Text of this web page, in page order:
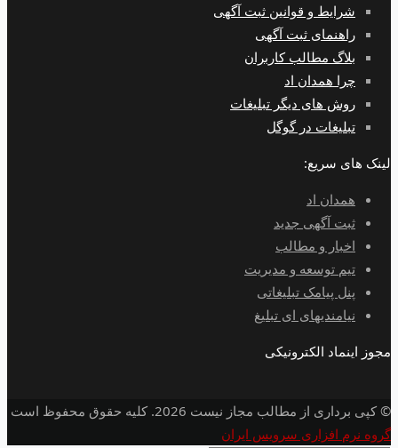
شرایط و قوانین ثبت آگهی
راهنمای ثبت آگهی
بلاگ مطالب کاربران
چرا همدان اد
روش های دیگر تبلیغات
تبلیغات در گوگل
لینک های سریع:
همدان اد
ثبت آگهی جدید
اخبار و مطالب
تیم توسعه و مدیریت
پنل پیامک تبلیغاتی
نیامندیهای ای تبلیغ
مجوز اینماد الکترونیکی
© کپی برداری از مطالب مجاز نیست 2026. کلیه حقوق محفوظ است
گروه نرم افزاری سرویس ایران